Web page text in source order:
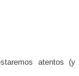
atentos (y